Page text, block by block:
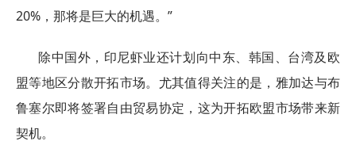
20%，那将是巨大的机遇。”
除中国外，印尼虾业还计划向中东、韩国、台湾及欧
盟等地区分散开拓市场。尤其值得关注的是，雅加达与布
鲁塞尔即将签署自由贸易协定，这为开拓欧盟市场带来新
契机。